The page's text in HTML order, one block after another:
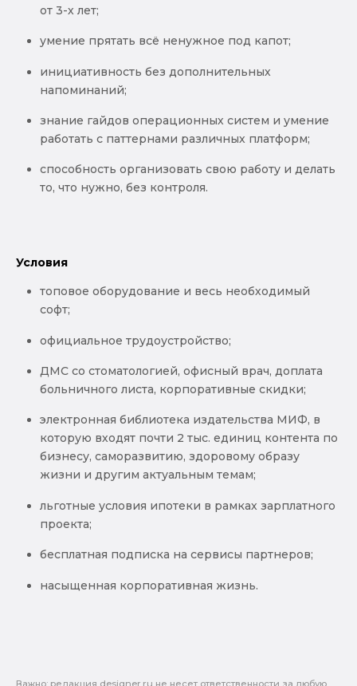
от 3-х лет;
умение прятать всё ненужное под капот;
инициативность без дополнительных
напоминаний;
знание гайдов операционных систем и умение
работать с паттернами различных платформ;
способность организовать свою работу и делать
то, что нужно, без контроля.
Условия
топовое оборудование и весь необходимый
софт;
официальное трудоустройство;
ДМС со стоматологией, офисный врач, доплата
больничного листа, корпоративные скидки;
электронная библиотека издательства МИФ, в
которую входят почти 2 тыс. единиц контента по
бизнесу, саморазвитию, здоровому образу
жизни и другим актуальным темам;
льготные условия ипотеки в рамках зарплатного
проекта;
бесплатная подписка на сервисы партнеров;
насыщенная корпоративная жизнь.
Важно: pедакция designer.ru не несет ответственности за любую